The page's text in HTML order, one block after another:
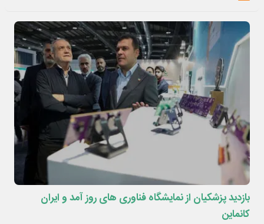
بازدید پزشکیان از نمایشگاه فناوری های روز آمد و ایران
کانماین